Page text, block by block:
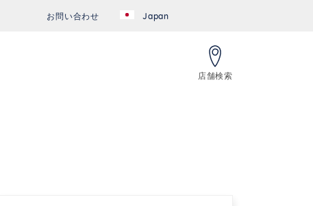
お問い合わせ Japan
店舗検索